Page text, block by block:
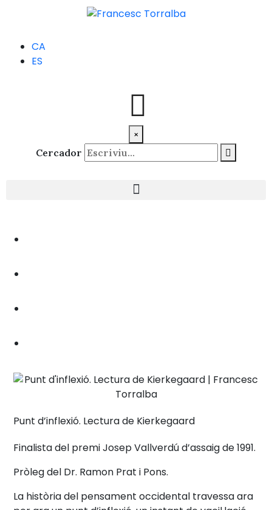
CA
ES
×
Cercador
Punt d’inflexió. Lectura de Kierkegaard
Finalista del premi Josep Vallverdú d’assaig de 1991.
Pròleg del Dr. Ramon Prat i Pons.
La història del pensament occidental travessa ara